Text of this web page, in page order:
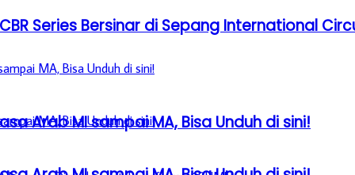
Arab MI sampai MA, Bisa Unduh di sini!
Series Bersinar di Sepang International